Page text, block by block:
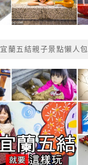
宜蘭五結親子景點懶人包